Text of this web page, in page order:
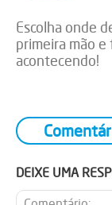
Escolha onde
primeira mão
acontecendo!
DEIXE UMA